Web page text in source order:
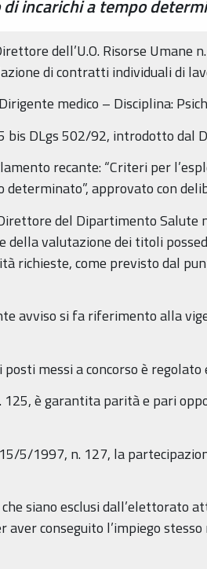
incarichi a tempo
dell’U.O. Risorse
di contratti individuali di
medico – Disciplina:
bis DLgs 502/92, introdotto dal
recante: “Criteri per
approvato con
del Dipartimento Salute
valutazione dei titoli
richieste, come previsto dal
avviso si fa riferimento alla
posti messi a concorso è
è garantita parità e pari
5/1997, n. 127, la
siano esclusi dall’elettorato
conseguito l’impiego